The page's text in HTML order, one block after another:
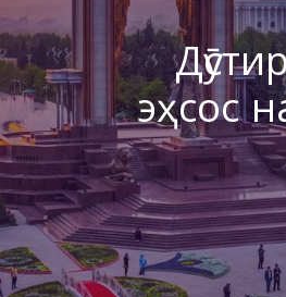
эҳсос